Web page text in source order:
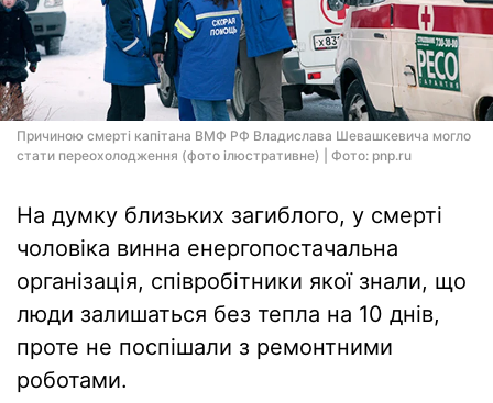
Причиною смерті капітана ВМФ РФ Владислава Шевашкевича могло
стати переохолодження (фото ілюстративне) | Фото: pnp.ru
На думку близьких загиблого, у смерті
чоловіка винна енергопостачальна
організація, співробітники якої знали, що
люди залишаться без тепла на 10 днів,
проте не поспішали з ремонтними
роботами.